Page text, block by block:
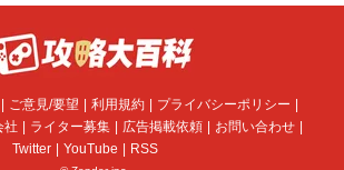
ご意見/要望 利用規約
プライバシーポリシー
社 ライター募集 広告掲載依頼
お問い合わせ
Twitter
YouTube RSS